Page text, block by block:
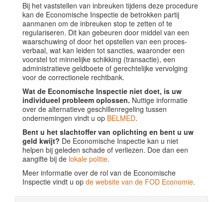
Bij het vaststellen van inbreuken tijdens deze procedure
kan de Economische Inspectie de betrokken partij
aanmanen om de inbreuken stop te zetten of te
regulariseren. Dit kan gebeuren door middel van een
waarschuwing of door het opstellen van een proces-
verbaal, wat kan leiden tot sancties, waaronder een
voorstel tot minnelijke schikking (transactie), een
administratieve geldboete of gerechtelijke vervolging
voor de correctionele rechtbank.
Wat de Economische Inspectie niet doet, is uw
individueel probleem oplossen. Nuttige informatie
over de alternatieve geschillenregeling tussen
ondernemingen vindt u op BELMED.
Bent u het slachtoffer van oplichting en bent u uw
geld kwijt? De Economische Inspectie kan u niet
helpen bij geleden schade of verliezen. Doe dan een
aangifte bij de lokale politie.
Meer informatie over de rol van de Economische
Inspectie vindt u op de website van de FOD Economie.